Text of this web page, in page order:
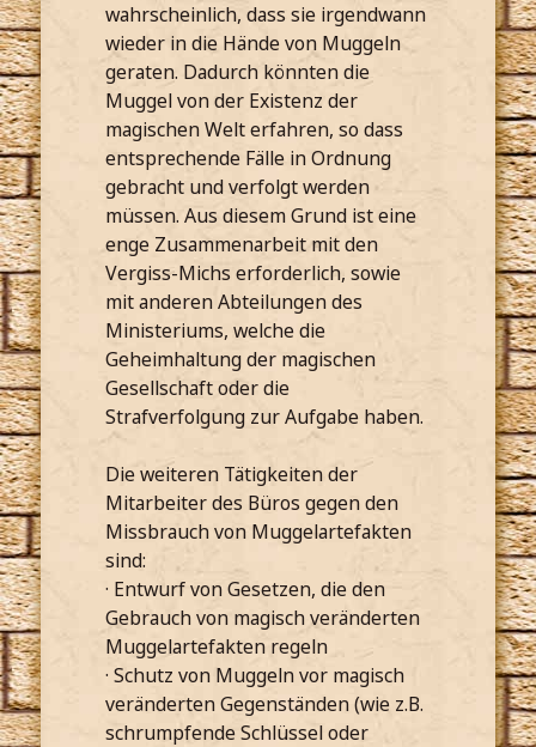
wahrscheinlich, dass sie irgendwann
wieder in die Hände von Muggeln
geraten. Dadurch könnten die
Muggel von der Existenz der
magischen Welt erfahren, so dass
entsprechende Fälle in Ordnung
gebracht und verfolgt werden
müssen. Aus diesem Grund ist eine
enge Zusammenarbeit mit den
Vergiss-Michs erforderlich, sowie
mit anderen Abteilungen des
Ministeriums, welche die
Geheimhaltung der magischen
Gesellschaft oder die
Strafverfolgung zur Aufgabe haben.
Die weiteren Tätigkeiten der
Mitarbeiter des Büros gegen den
Missbrauch von Muggelartefakten
sind:
· Entwurf von Gesetzen, die den
Gebrauch von magisch veränderten
Muggelartefakten regeln
· Schutz von Muggeln vor magisch
veränderten Gegenständen (wie z.B.
schrumpfende Schlüssel oder